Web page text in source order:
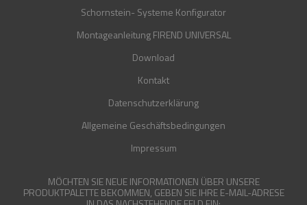
Schornstein- Systeme Konfigurator
Montageanleitung FIREND UNIVERSAL
Download
Kontakt
Datenschutzerklärung
Allgemeine Geschäftsbedingungen
Impressum
MÖCHTEN SIE NEUE INFORMATIONEN ÜBER UNSERE
PRODUKTPALETTE BEKOMMEN, GEBEN SIE IHRE E-MAIL-ADRESE